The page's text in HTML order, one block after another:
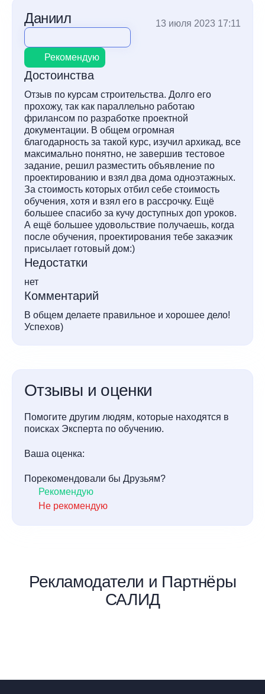
Даниил 13 июля 2023 17:11
Рекомендую
Достоинства
Отзыв по курсам строительства. Долго его
прохожу, так как параллельно работаю
фрилансом по разработке проектной
документации. В общем огромная
благодарность за такой курс, изучил архикад, все
максимально понятно, не завершив тестовое
задание, решил разместить объявление по
проектированию и взял два дома одноэтажных.
За стоимость которых отбил себе стоимость
обучения, хотя и взял его в рассрочку. Ещё
большее спасибо за кучу доступных доп уроков.
А ещё большее удовольствие получаешь, когда
после обучения, проектирования тебе заказчик
присылает готовый дом:)
Недостатки
нет
Комментарий
В общем делаете правильное и хорошее дело!
Успехов)
Отзывы и оценки
Помогите другим людям, которые находятся в
поисках Эксперта по обучению.
Ваша оценка:
Порекомендовали бы Друзьям?
Рекомендую
Не рекомендую
Рекламодатели и Партнёры
САЛИД